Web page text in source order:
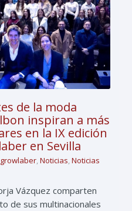
de la moda
inspiran a más
en la IX edición
en Sevilla
growlaber,Noticias,Noticias
Vázquez comparten
de sus multinacionales